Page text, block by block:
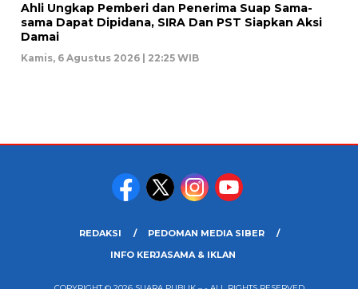
Ahli Ungkap Pemberi dan Penerima Suap Sama-
sama Dapat Dipidana, SIRA Dan PST Siapkan Aksi
Damai
Kamis, 6 Agustus 2026 | 22:25 WIB
REDAKSI
PEDOMAN MEDIA SIBER
INFO KERJASAMA & IKLAN